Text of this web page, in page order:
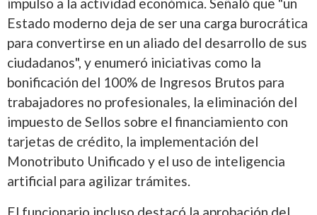
impulso a la actividad económica. Señaló que "un
Estado moderno deja de ser una carga burocrática
para convertirse en un aliado del desarrollo de sus
ciudadanos", y enumeró iniciativas como la
bonificación del 100% de Ingresos Brutos para
trabajadores no profesionales, la eliminación del
impuesto de Sellos sobre el financiamiento con
tarjetas de crédito, la implementación del
Monotributo Unificado y el uso de inteligencia
artificial para agilizar trámites.